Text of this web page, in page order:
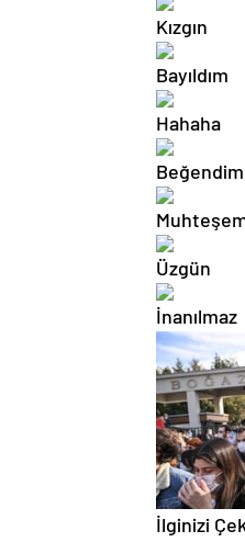
İlginizi